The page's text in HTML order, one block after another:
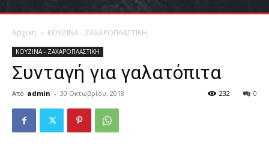
Αρχική ΚΟΥΖΙΝΑ - ΖΑΧΑΡΟΠΛΑΣΤΙΚΗ
ΚΟΥΖΙΝΑ - ΖΑΧΑΡΟΠΛΑΣΤΙΚΗ
Συνταγή για γαλατόπιτα
Από admin - 30 Οκτωβρίου, 2018 0
232